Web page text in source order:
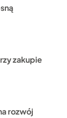
zakupie
rozwój